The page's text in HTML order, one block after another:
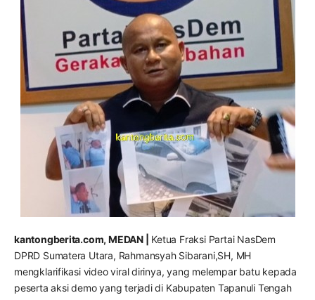
kantongberita.com, MEDAN |
Ketua Fraksi Partai NasDem
DPRD Sumatera Utara, Rahmansyah Sibarani,SH, MH
mengklarifikasi video viral dirinya, yang melempar batu kepada
peserta aksi demo yang terjadi di Kabupaten Tapanuli Tengah